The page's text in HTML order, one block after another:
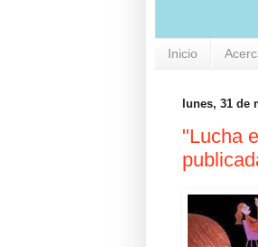
Inicio
lunes, 31 de
"Lucha